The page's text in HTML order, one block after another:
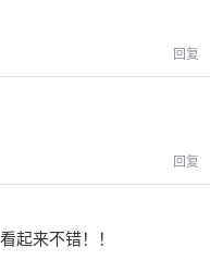
回复
回复
起来不错！！